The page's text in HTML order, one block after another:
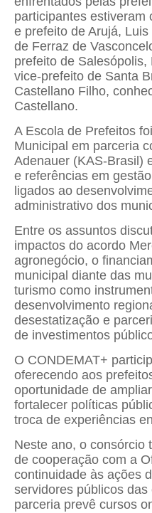
participantes estiveram
e prefeito de Arujá, Luis
de Ferraz de
prefeito de Salesópolis,
vice-prefeito de Santa
Castellano Filho,
Castellano.
A Escola de Prefeitos
Municipal em parceria
Adenauer (KAS-Brasil)
e referências em
ligados ao
administrativo dos
Entre os assuntos
impactos do acordo
agronegócio, o
municipal diante das
turismo como
desenvolvimento
desestatização e
de investimentos
O CONDEMAT+
oferecendo aos
oportunidade de
fortalecer políticas
troca de experiências
Neste ano, o consórcio
de cooperação com a
continuidade às ações
servidores públicos
parceria prevê cursos